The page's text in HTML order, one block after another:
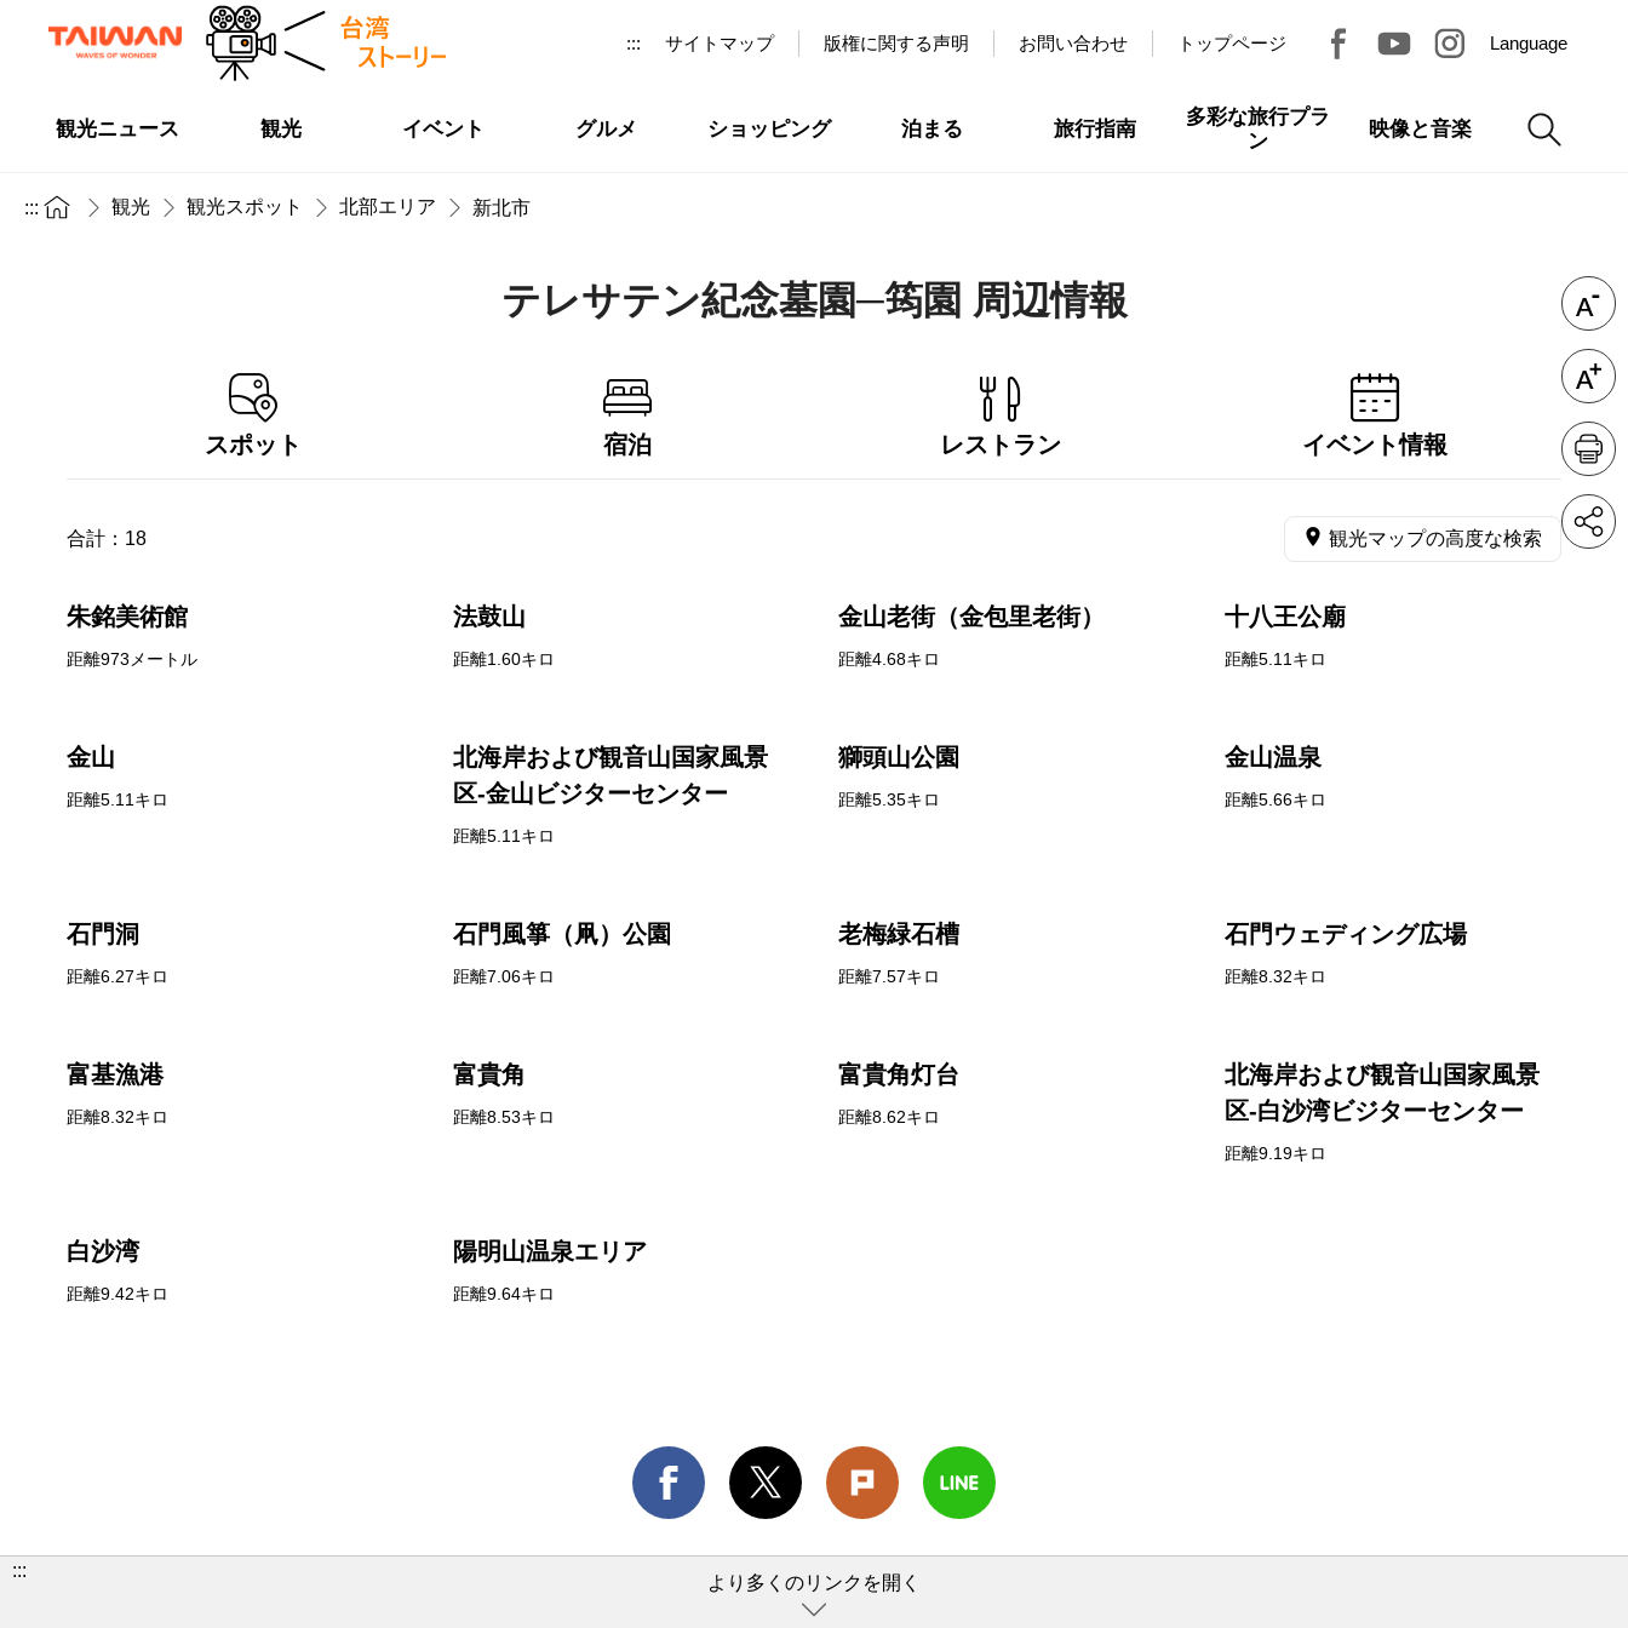
::: サイトマップ 版権に関する声明 お問い合わせ トップページ Language
観光ニュース 観光 イベント グルメ ショッピング 泊まる 旅行指南
多彩な旅行プラ
ン
映像と音楽
::: 観光 観光スポット 北部エリア 新北市
テレサテン紀念墓園─筠園 周辺情報
スポット 宿泊 レストラン イベント情報
合計： 18 観光マップの高度な検索
朱銘美術館
距離973メートル
法鼓山
距離1.60キロ
金山老街（金包里老街）
距離4.68キロ
十八王公廟
距離5.11キロ
金山
距離5.11キロ
北海岸および観音山国家風景
区-金山ビジターセンター
距離5.11キロ
獅頭山公園
距離5.35キロ
金山温泉
距離5.66キロ
石門洞
距離6.27キロ
石門風箏（凧）公園
距離7.06キロ
老梅緑石槽
距離7.57キロ
石門ウェディング広場
距離8.32キロ
富基漁港
距離8.32キロ
富貴角
距離8.53キロ
富貴角灯台
距離8.62キロ
北海岸および観音山国家風景
区-白沙湾ビジターセンター
距離9.19キロ
白沙湾
距離9.42キロ
陽明山温泉エリア
距離9.64キロ
:::
より多くのリンクを開く